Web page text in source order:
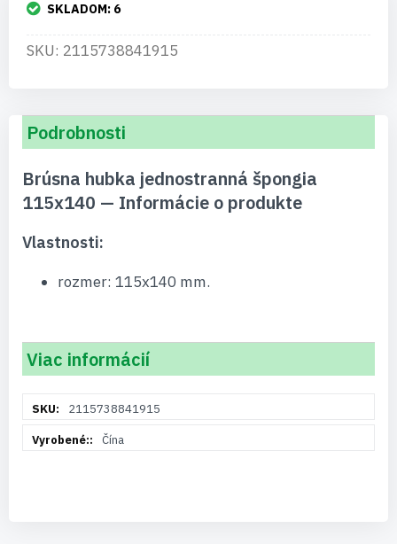
SKLADOM: 6
SKU: 2115738841915
Podrobnosti
Brúsna hubka jednostranná špongia
115x140 — Informácie o produkte
Vlastnosti:
rozmer: 115x140 mm.
Viac informácií
informácií2115738841915
Čína